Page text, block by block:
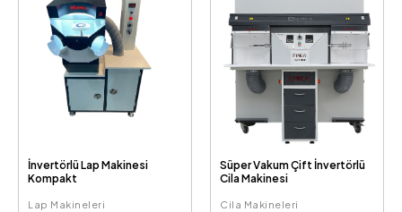
İnvertörlü Lap Makinesi
Kompakt
Lap Makineleri
Süper Vakum Çift İnvertörlü
Cila Makinesi
Cila Makineleri